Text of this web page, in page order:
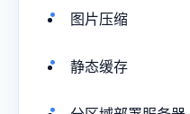
图片压缩
静态缓存